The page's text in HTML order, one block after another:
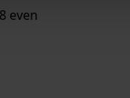
even